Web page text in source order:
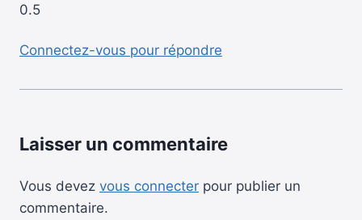
0.5
Connectez-vous pour répondre
Laisser un commentaire
Vous devez vous connecter pour publier un
commentaire.